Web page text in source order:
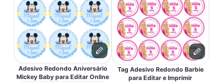
Adesivo Redondo Aniversário
Mickey Baby para Editar Online
Tag Adesivo Redondo Barbie
para Editar e Imprimir